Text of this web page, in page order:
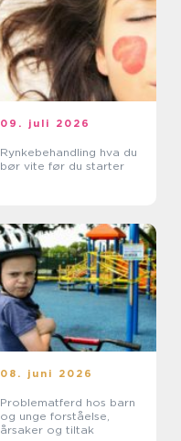
09. juli 2026
Rynkebehandling hva du
bør vite før du starter
08. juni 2026
Problematferd hos barn
og unge forståelse,
årsaker og tiltak